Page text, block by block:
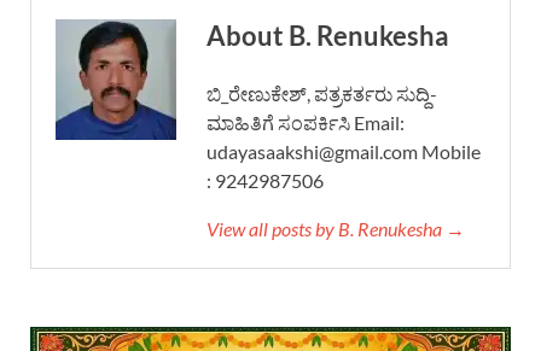
About B. Renukesha
ಬಿ_ರೇಣುಕೇಶ್, ಪತ್ರಕರ್ತರು ಸುದ್ದಿ-
ಮಾಹಿತಿಗೆ ಸಂಪರ್ಕಿಸಿ Email:
udayasaakshi@gmail.com Mobile
: 9242987506
View all posts by B. Renukesha →